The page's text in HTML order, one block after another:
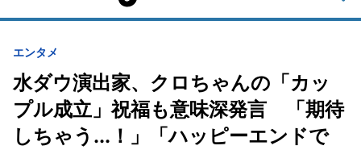
エンタメ
水ダウ演出家、クロちゃんの「カッ
プル成立」祝福も意味深発言 「期待
しちゃう...！」「ハッピーエンドで